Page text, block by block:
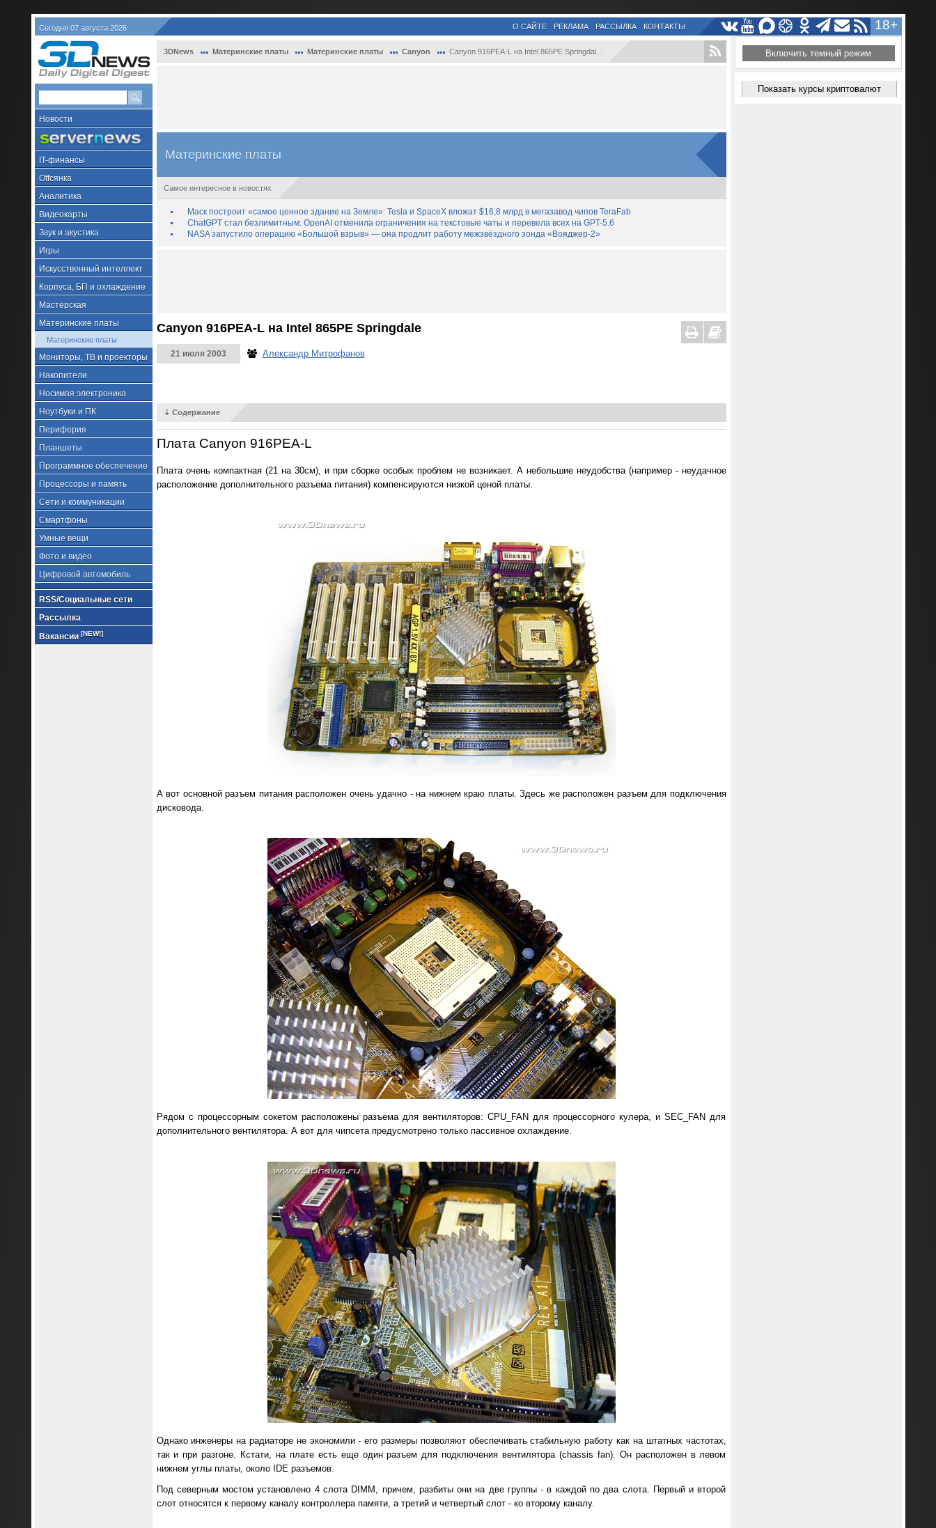
Сегодня 07 августа 2026 18+
О САЙТЕ РЕКЛАМА РАССЫЛКА КОНТАКТЫ
Новости
IT-финансы
Offсянка
Аналитика
Видеокарты
Звук и акустика
Игры
Искусственный интеллект
Корпуса, БП и охлаждение
Мастерская
Материнские платы
Материнские платы
Мониторы, ТВ и проекторы
Накопители
Носимая электроника
Ноутбуки и ПК
Периферия
Планшеты
Программное обеспечение
Процессоры и память
Сети и коммуникации
Смартфоны
Умные вещи
Фото и видео
Цифровой автомобиль
RSS/Социальные сети
Рассылка
Вакансии [NEW!]
3DNews Материнские платы Материнские платы Canyon Canyon 916PEA-L на Intel 865PE Springdal...
Материнские платы
Самое интересное в новостях
Маск построит «самое ценное здание на Земле»: Tesla и SpaceX вложат $16,8 млрд в мегазавод чипов TeraFab
ChatGPT стал безлимитным: OpenAI отменила ограничения на текстовые чаты и перевела всех на GPT-5.6
NASA запустило операцию «Большой взрыв» — она продлит работу межзвёздного зонда «Вояджер-2»
Canyon 916PEA-L на Intel 865PE Springdale
21 июля 2003 Александр Митрофанов
⇣ Содержание
Плата Canyon 916PEA-L
Плата очень компактная (21 на 30см), и при сборке особых проблем не возникает. А небольшие неудобства (например - неудачное
расположение дополнительного разъема питания) компенсируются низкой ценой платы.
А вот основной разъем питания расположен очень удачно - на нижнем краю платы. Здесь же расположен разъем для подключения
дисковода.
Рядом с процессорным сокетом расположены разъема для вентиляторов: CPU_FAN для процессорного кулера, и SEC_FAN для
дополнительного вентилятора. А вот для чипсета предусмотрено только пассивное охлаждение.
Однако инженеры на радиаторе не экономили - его размеры позволяют обеспечивать стабильную работу как на штатных частотах,
так и при разгоне. Кстати, на плате есть еще один разъем для подключения вентилятора (chassis fan). Он расположен в левом
нижнем углы платы, около IDE разъемов.
Под северным мостом установлено 4 слота DIMM, причем, разбиты они на две группы - в каждой по два слота. Первый и второй
слот относятся к первому каналу контроллера памяти, а третий и четвертый слот - ко второму каналу.
Включить темный режим
Показать курсы криптовалют